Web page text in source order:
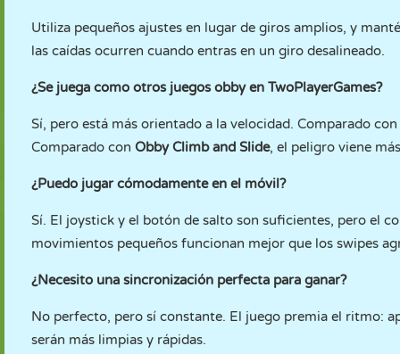
Utiliza pequeños ajustes en lugar de giros amplios, y
las caídas ocurren cuando entras en un giro desalineado.
¿Se juega como otros juegos obby en TwoPlayerGames?
Sí, pero está más orientado a la velocidad. Comparado con
Comparado con Obby Climb and Slide, el peligro viene
¿Puedo jugar cómodamente en el móvil?
Sí. El joystick y el botón de salto son suficientes, pero el
movimientos pequeños funcionan mejor que los swipes
¿Necesito una sincronización perfecta para ganar?
No perfecto, pero sí constante. El juego premia el ritmo:
serán más limpias y rápidas.